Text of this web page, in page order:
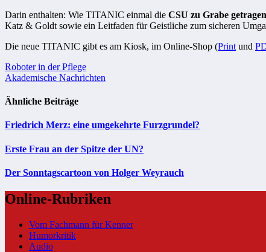
Darin enthalten: Wie TITANIC einmal die CSU zu Grabe getragen
Katz & Goldt sowie ein Leitfaden für Geistliche zum sicheren
Die neue TITANIC gibt es am Kiosk, im Online-Shop (Print und
Beitragsnavigation
Roboter in der Pflege
Akademische Nachrichten
Ähnliche Beiträge
Friedrich Merz: eine umgekehrte Furzgrundel?
Erste Frau an der Spitze der UN?
Der Sonntagscartoon von Holger Weyrauch
Online-Rubriken
Vom Fachmann für Kenner
Humorkritik
Audio